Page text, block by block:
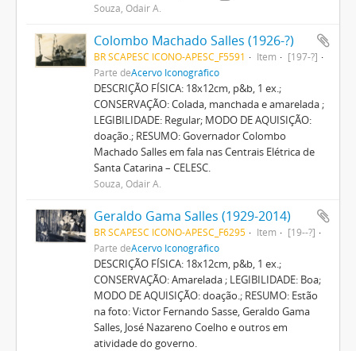
Souza, Odair A.
Colombo Machado Salles (1926-?)
BR SCAPESC ICONO-APESC_F5591 Item
[197-?]
Parte deAcervo Iconográfico
DESCRIÇÃO FÍSICA: 18x12cm, p&b, 1 ex.;
CONSERVAÇÃO: Colada, manchada e amarelada ;
LEGIBILIDADE: Regular; MODO DE AQUISIÇÃO:
doação.; RESUMO: Governador Colombo
Machado Salles em fala nas Centrais Elétrica de
Santa Catarina – CELESC.
Souza, Odair A.
Geraldo Gama Salles (1929-2014)
BR SCAPESC ICONO-APESC_F6295 Item
[19--?]
Parte deAcervo Iconográfico
DESCRIÇÃO FÍSICA: 18x12cm, p&b, 1 ex.;
CONSERVAÇÃO: Amarelada ; LEGIBILIDADE: Boa;
MODO DE AQUISIÇÃO: doação.; RESUMO: Estão
na foto: Victor Fernando Sasse, Geraldo Gama
Salles, José Nazareno Coelho e outros em
atividade do governo.